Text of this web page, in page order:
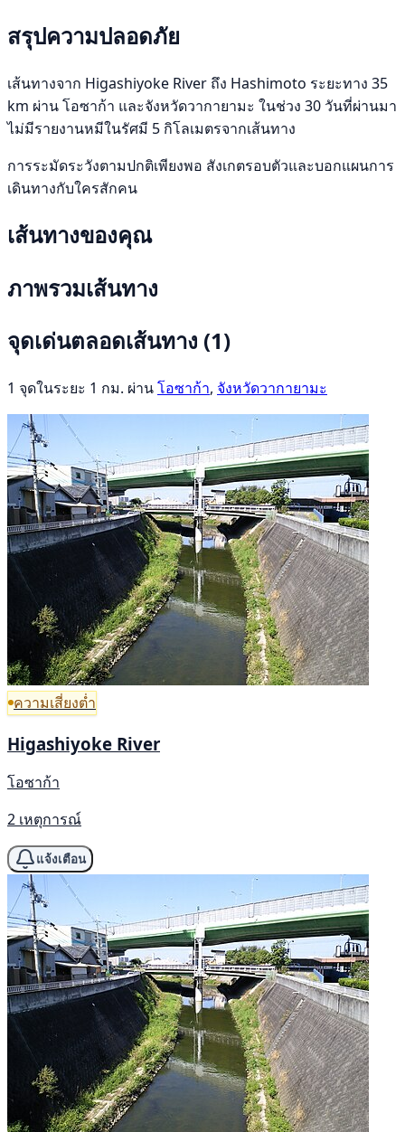
สรุปความปลอดภัย
เส้นทางจาก Higashiyoke River ถึง Hashimoto ระยะทาง 35
km ผ่าน โอซาก้า และจังหวัดวากายามะ ในช่วง 30 วันที่ผ่านมา
ไม่มีรายงานหมีในรัศมี 5 กิโลเมตรจากเส้นทาง
การระมัดระวังตามปกติเพียงพอ สังเกตรอบตัวและบอกแผนการ
เดินทางกับใครสักคน
เส้นทางของคุณ
ภาพรวมเส้นทาง
จุดเด่นตลอดเส้นทาง (1)
1 จุดในระยะ 1 กม. ผ่านโอซาก้า, จังหวัดวากายามะ
ความเสี่ยงต่ำ
Higashiyoke River
โอซาก้า
2 เหตุการณ์
แจ้งเตือน